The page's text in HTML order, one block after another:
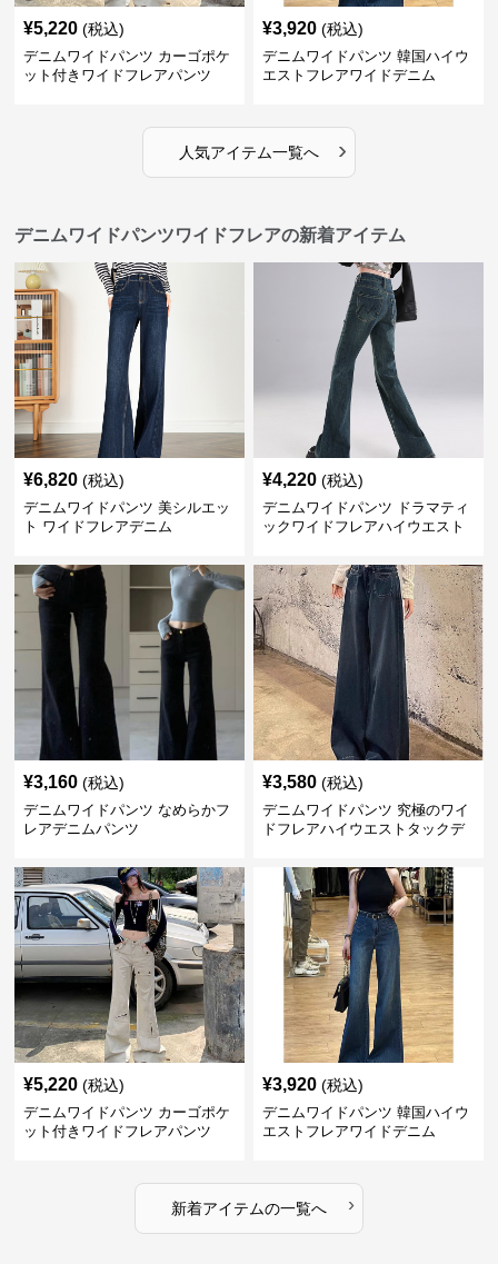
¥5,220 (税込)
デニムワイドパンツ カーゴポケ
ット付きワイドフレアパンツ
¥3,920 (税込)
デニムワイドパンツ 韓国ハイウ
エストフレアワイドデニム
人気アイテム一覧へ ›
デニムワイドパンツワイドフレアの新着アイテム
¥6,820 (税込)
デニムワイドパンツ 美シルエッ
ト ワイドフレアデニム
¥4,220 (税込)
デニムワイドパンツ ドラマティ
ックワイドフレアハイウエスト
¥3,160 (税込)
デニムワイドパンツ なめらかフ
レアデニムパンツ
¥3,580 (税込)
デニムワイドパンツ 究極のワイ
ドフレアハイウエストタックデ
¥5,220 (税込)
デニムワイドパンツ カーゴポケ
ット付きワイドフレアパンツ
¥3,920 (税込)
デニムワイドパンツ 韓国ハイウ
エストフレアワイドデニム
新着アイテムの一覧へ ›